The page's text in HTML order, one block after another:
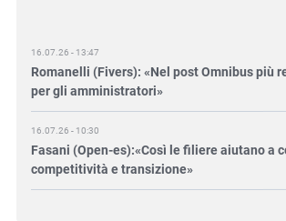
per gli amministratori»
competitività e transizione»